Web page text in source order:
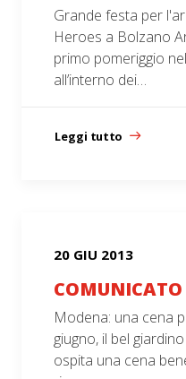
Grande festa per
Heroes a Bolzano
primo pomeriggio
all’interno dei…
Leggi tutto
20 GIU 2013
Modena: una cena
giugno, il bel
ospita una cena